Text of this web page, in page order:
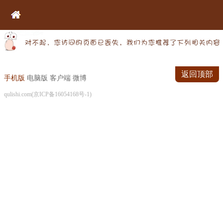
手机版 电脑版 客户端 微博
qulishi.com(京ICP备16054168号-1)
返回顶部